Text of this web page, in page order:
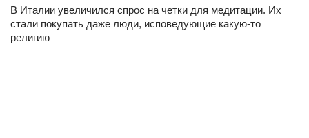
В Италии увеличился спрос на четки для медитации. Их
стали покупать даже люди, исповедующие какую-то
религию